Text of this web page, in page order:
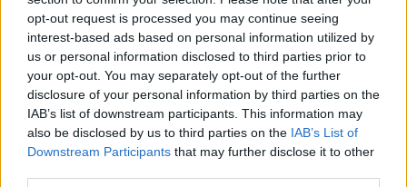
opt-out request is processed you may continue seeing
interest-based ads based on personal information utilized by
us or personal information disclosed to third parties prior to
your opt-out. You may separately opt-out of the further
disclosure of your personal information by third parties on the
IAB’s list of downstream participants. This information may
also be disclosed by us to third parties on the IAB’s List of
Downstream Participants that may further disclose it to other
MAGYAR ÉPÍTŐK
Kötött pálya